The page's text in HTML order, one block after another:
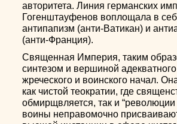
авторитета. Линия германских
Гогенштауфенов воплощала в
антипапизм (анти-Ватикан) и
(анти-Франция).
Священная Империя, таким
синтезом и вершиной
жреческого и воинского начал.
как чистой теократии, где
обмирщвляется, так и “революции
воины неправомочно